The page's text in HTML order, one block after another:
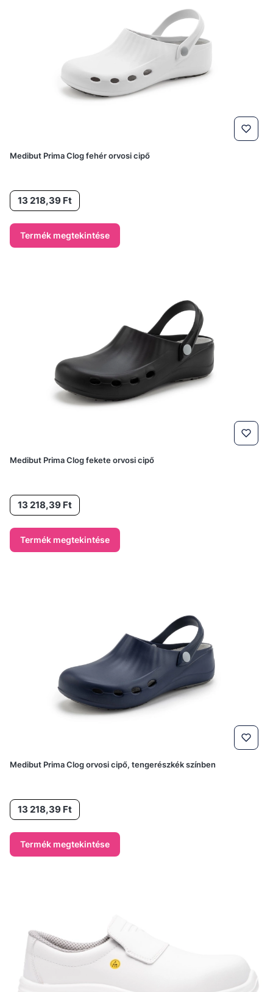
Medibut Prima Clog fehér orvosi cipő
Ár13 218,39 Ft
Termék megtekintése
Medibut Prima Clog fekete orvosi cipő
Ár13 218,39 Ft
Termék megtekintése
Medibut Prima Clog orvosi cipő, tengerészkék színben
Ár13 218,39 Ft
Termék megtekintése